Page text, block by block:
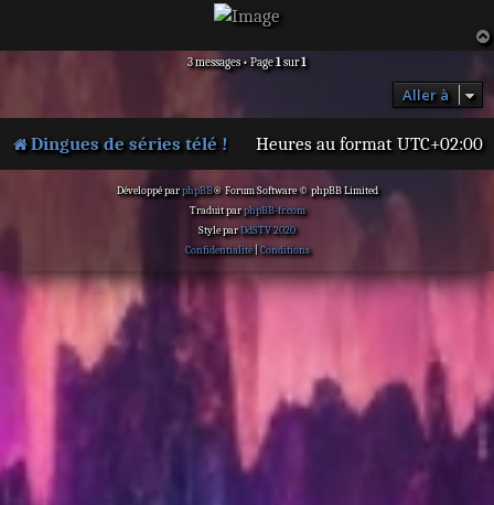
3 messages • Page1sur1
Aller à
Dingues de séries télé ! Heures au format UTC+02:00
Développé parphpBB® Forum Software © phpBB Limited
Traduit parphpBB-fr.com
Style parDdSTV 2020
Confidentialité| Conditions